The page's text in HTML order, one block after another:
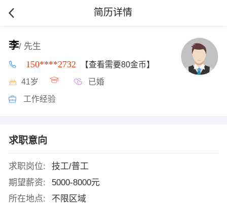
简历详情
李/ 先生
150****2732 【查看需要80金币】
41岁 已婚
工作经验
求职意向
求职岗位:
技工/普工
期望薪资:
5000-8000元
所在地点:
不限区域